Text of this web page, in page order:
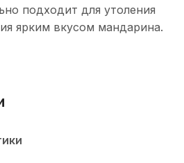
подходит для утоления
ярким вкусом мандарина.